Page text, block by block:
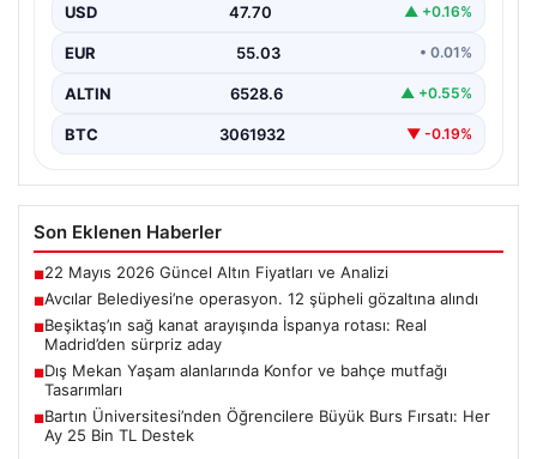
2026 Yükseköğretim Kurumları Sınavı (YKS) tercihleri
dönüştürmek için yeni imkanlar…
USD 47.70 ▲ +0.16%
EUR 55.03 • 0.01%
ALTIN 6528.6 ▲ +0.55%
BTC 3061932 ▼ -0.19%
Son Eklenen Haberler
■22 Mayıs 2026 Güncel Altın Fiyatları ve Analizi
■Avcılar Belediyesi’ne operasyon. 12 şüpheli gözaltına alındı
■Beşiktaş’ın sağ kanat arayışında İspanya rotası: Real
Madrid’den sürpriz aday
■Dış Mekan Yaşam alanlarında Konfor ve bahçe mutfağı
Tasarımları
■Bartın Üniversitesi’nden Öğrencilere Büyük Burs Fırsatı: Her
Ay 25 Bin TL Destek